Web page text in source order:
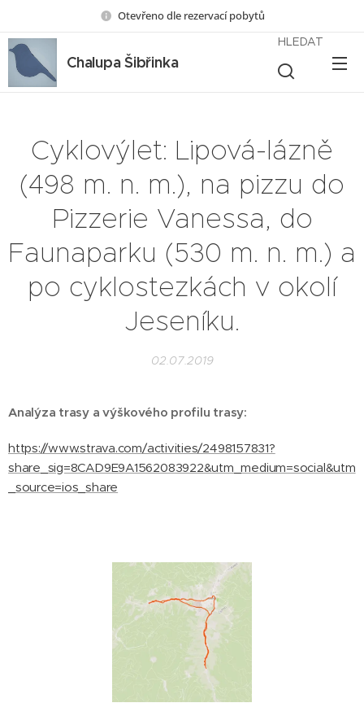
Otevřeno dle rezervací pobytů
Chalupa Šibřinka
HLEDAT
Cyklovýlet: Lipová-lázně
(498 m. n. m.), na pizzu do
Pizzerie Vanessa, do
Faunaparku (530 m. n. m.) a
po cyklostezkách v okolí
Jeseníku.
02.07.2019
Analýza trasy a výškového profilu trasy:
https://www.strava.com/activities/2498157831?
share_sig=8CAD9E9A1562083922&utm_medium=social&utm
_source=ios_share